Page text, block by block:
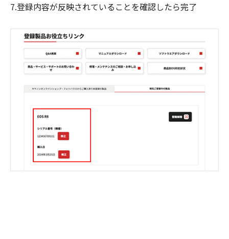
7.登録内容が反映されていることを確認したら完了